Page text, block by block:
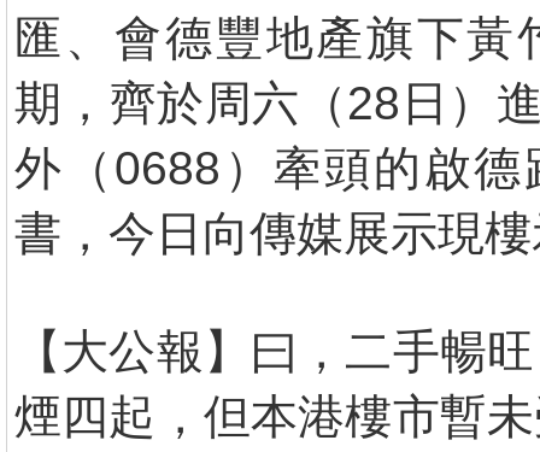
匯、會德豐地產旗下黃
期，齊於周六（28日）
外（0688）牽頭的啟
書，今日向傳媒展示現
【大公報】曰，二手暢
煙四起，但本港樓市暫